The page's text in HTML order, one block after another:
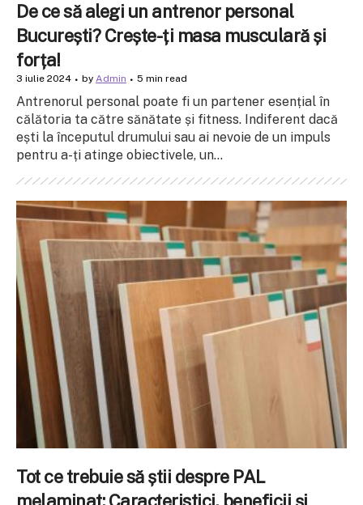
De ce să alegi un antrenor personal
București? Crește-ți masa musculară și
forța!
3 iulie 2024 by Admin 5 min read
Antrenorul personal poate fi un partener esențial în
călătoria ta către sănătate și fitness. Indiferent dacă
ești la începutul drumului sau ai nevoie de un impuls
pentru a-ți atinge obiectivele, un...
Tot ce trebuie să știi despre PAL
melaminat: Caracteristici, beneficii și